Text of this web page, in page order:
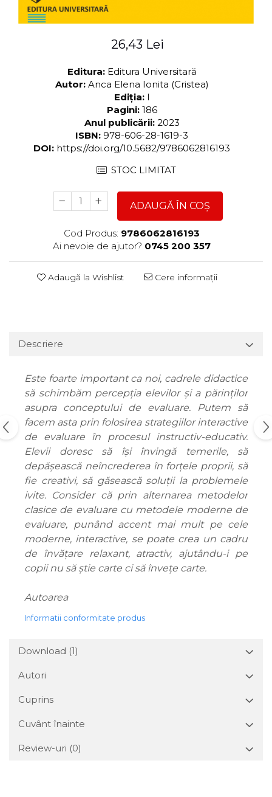
26,43 Lei
Editura: Editura Universitară
Autor: Anca Elena Ionita (Cristea)
Ediția: I
Pagini: 186
Anul publicării: 2023
ISBN: 978-606-28-1619-3
DOI: https://doi.org/10.5682/9786062816193
STOC LIMITAT
ADAUGĂ ÎN COȘ
Cod Produs: 9786062816193
Ai nevoie de ajutor? 0745 200 357
Adaugă la Wishlist Cere informații
Descriere
Este foarte important ca noi, cadrele didactice
să schimbăm percepția elevilor și a părinților
asupra conceptului de evaluare. Putem să
facem asta prin folosirea strategiilor interactive
de evaluare în procesul instructiv-educativ.
Elevii doresc să își învingă temerile, să
depășească neîncrederea în forțele proprii, să
fie creativi, să găsească soluții la problemele
ivite. Consider că prin alternarea metodelor
clasice de evaluare cu metodele moderne de
evaluare, punând accent mai mult pe cele
moderne, interactive, se poate crea un cadru
de învățare relaxant, atractiv, ajutându-i pe
copii nu să știe carte ci să învețe carte.
Autoarea
Informatii conformitate produs
Download (1)
Autori
Cuprins
Cuvânt înainte
Review-uri (0)